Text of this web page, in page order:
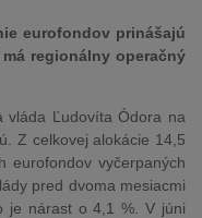
eurofondov prinášajú
regionálny operačný
vláda Ľudovíta Ódora na
Z celkovej alokácie 14,5
eurofondov vyčerpaných
pred dvoma mesiacmi
je nárast o 4,1 %. V júni